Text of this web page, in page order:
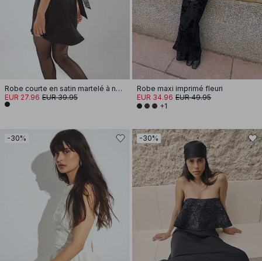
Robe courte en satin martelé à nouer au dos
EUR 27.96 EUR 39.95
Robe maxi imprimé fleuri
EUR 34.96 EUR 49.95
+1
-30% -30%